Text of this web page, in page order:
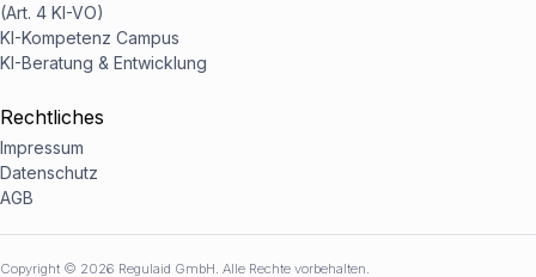
(Art. 4 KI-VO)
KI-Kompetenz Campus
KI-Beratung & Entwicklung
Rechtliches
Impressum
Datenschutz
AGB
Copyright © 2026 Regulaid GmbH. Alle Rechte vorbehalten.